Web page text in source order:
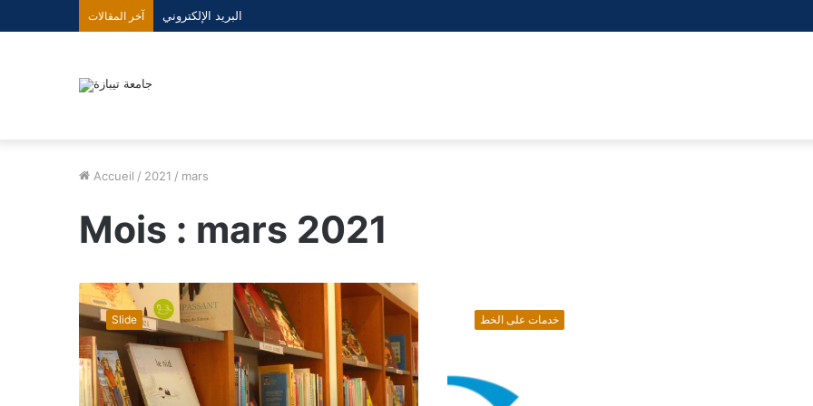
آخر المقالات البريد الإلكتروني
Accueil / 2021 / mars
Mois : mars 2021
تفعيل
المكتبة
الرقمية
« إقرأ »
التابعة
لديوان
Slide
الإلكتروني
خدمات على الخط